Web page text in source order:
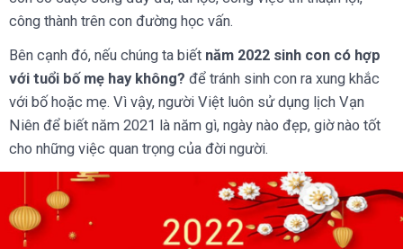
công thành trên con đường học vấn.
Bên cạnh đó, nếu chúng ta biết năm 2022 sinh con có hợp
với tuổi bố mẹ hay không? để tránh sinh con ra xung khắc
với bố hoặc mẹ. Vì vậy, người Việt luôn sử dụng lịch Vạn
Niên để biết năm 2021 là năm gì, ngày nào đẹp, giờ nào tốt
cho những việc quan trọng của đời người.